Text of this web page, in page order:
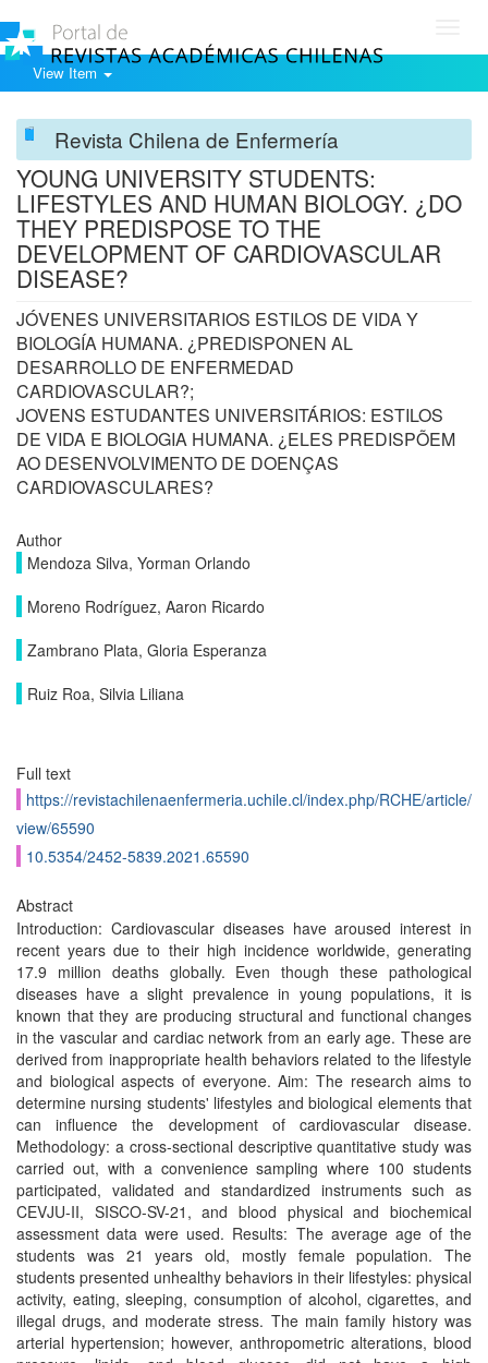
View Item
Revista Chilena de Enfermería
YOUNG UNIVERSITY STUDENTS:
LIFESTYLES AND HUMAN BIOLOGY. ¿DO
THEY PREDISPOSE TO THE
DEVELOPMENT OF CARDIOVASCULAR
DISEASE?
JÓVENES UNIVERSITARIOS ESTILOS DE VIDA Y
BIOLOGÍA HUMANA. ¿PREDISPONEN AL
DESARROLLO DE ENFERMEDAD
CARDIOVASCULAR?;
JOVENS ESTUDANTES UNIVERSITÁRIOS: ESTILOS
DE VIDA E BIOLOGIA HUMANA. ¿ELES PREDISPÕEM
AO DESENVOLVIMENTO DE DOENÇAS
CARDIOVASCULARES?
Author
Mendoza Silva, Yorman Orlando
Moreno Rodríguez, Aaron Ricardo
Zambrano Plata, Gloria Esperanza
Ruiz Roa, Silvia Liliana
Full text
https://revistachilenaenfermeria.uchile.cl/index.php/RCHE/article/
view/65590
10.5354/2452-5839.2021.65590
Abstract
Introduction: Cardiovascular diseases have aroused interest in
recent years due to their high incidence worldwide, generating
17.9 million deaths globally. Even though these pathological
diseases have a slight prevalence in young populations, it is
known that they are producing structural and functional changes
in the vascular and cardiac network from an early age. These are
derived from inappropriate health behaviors related to the lifestyle
and biological aspects of everyone. Aim: The research aims to
determine nursing students' lifestyles and biological elements that
can influence the development of cardiovascular disease.
Methodology: a cross-sectional descriptive quantitative study was
carried out, with a convenience sampling where 100 students
participated, validated and standardized instruments such as
CEVJU-II, SISCO-SV-21, and blood physical and biochemical
assessment data were used. Results: The average age of the
students was 21 years old, mostly female population. The
students presented unhealthy behaviors in their lifestyles: physical
activity, eating, sleeping, consumption of alcohol, cigarettes, and
illegal drugs, and moderate stress. The main family history was
arterial hypertension; however, anthropometric alterations, blood